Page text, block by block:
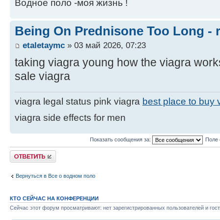
Водное поло -моя жизнь !
Being On Prednisone Too Long -
etaletaymc » 03 май 2026, 07:23
taking viagra young how the viagra
sale viagra
viagra legal status pink viagra best place to buy
viagra side effects for men
Показать сообщения за: Поле
Ответить
Вернуться в Все о водном поло
КТО СЕЙЧАС НА КОНФЕРЕНЦИИ
Сейчас этот форум просматривают: нет зарегистрированных пользователей и